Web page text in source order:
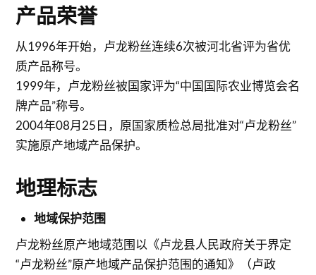
产品荣誉
从1996年开始，卢龙粉丝连续6次被河北省评为省优
质产品称号。
1999年，卢龙粉丝被国家评为“中国国际农业博览会名
牌产品”称号。
2004年08月25日，原国家质检总局批准对“卢龙粉丝”
实施原产地域产品保护。
地理标志
地域保护范围
卢龙粉丝原产地域范围以《卢龙县人民政府关于界定
“卢龙粉丝”原产地域产品保护范围的通知》（卢政